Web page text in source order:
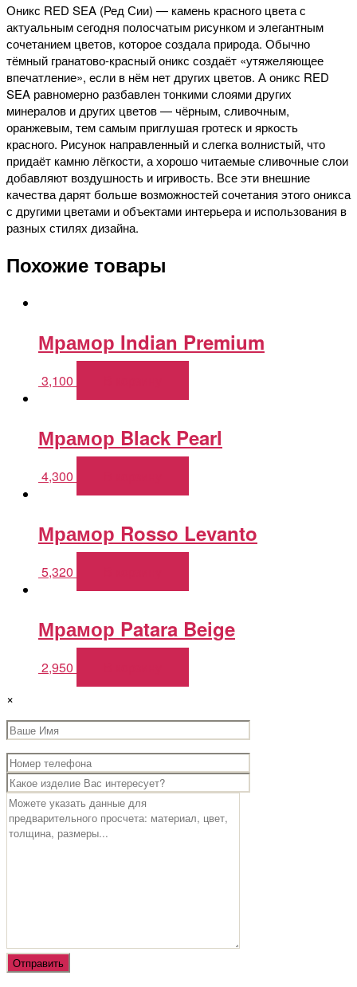
Оникс RED SEA (Ред Сии) — камень красного цвета с
актуальным сегодня полосчатым рисунком и элегантным
сочетанием цветов, которое создала природа. Обычно
тёмный гранатово-красный оникс создаёт «утяжеляющее
впечатление», если в нём нет других цветов. А оникс RED
SEA равномерно разбавлен тонкими слоями других
минералов и других цветов — чёрным, сливочным,
оранжевым, тем самым приглушая гротеск и яркость
красного. Рисунок направленный и слегка волнистый, что
придаёт камню лёгкости, а хорошо читаемые сливочные слои
добавляют воздушность и игривость. Все эти внешние
качества дарят больше возможностей сочетания этого оникса
с другими цветами и объектами интерьера и использования в
разных стилях дизайна.
Похожие товары
Мрамор Indian Premium
3,100
Мрамор Black Pearl
4,300
Мрамор Rosso Levanto
5,320
Мрамор Patara Beige
2,950
×